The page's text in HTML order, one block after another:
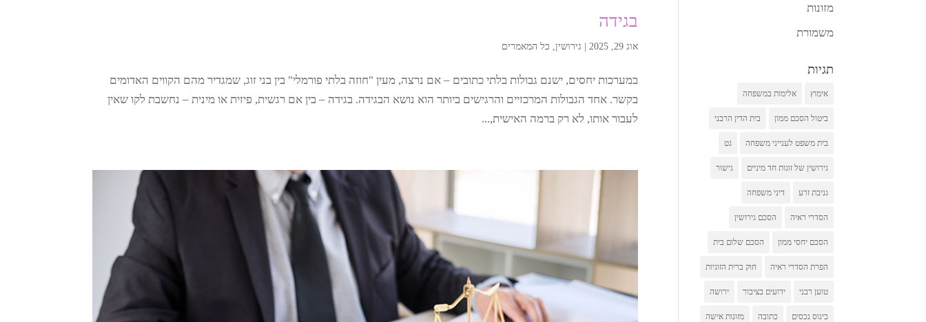
בגידה
אוג 29, 2025 גירושין, כל המאמרים
במערכות יחסים, ישנם גבולות בלתי כתובים – אם נרצה, מעין "חוזה בלתי פורמלי" בין בני זוג, שמגדיר מהם הקווים האדומים
בקשר. אחד הגבולות המרכזיים והרגישים ביותר הוא נושא הבגידה. בגידה – בין אם רגשית, פיזית או מינית – נחשבת לקו שאין
לעבור אותו, לא רק ברמה האישית,...
מזונות
משמורת
תגיות
אימוץ אלימות במשפחה
ביטול הסכם ממון בית הדין הרבני
בית משפט לענייני משפחה גט
גירושין של זוגות חד מיניים גישור
גניבת זרע דיני משפחה
הסדרי ראיה הסכם גירושין
הסכם יחסי ממון הסכם שלום בית
הפרת הסדרי ראיה חוק ברית הזוגיות
טוען רבני ידועים בציבור ירושה
כינוס נכסים כתובה מזונות אישה